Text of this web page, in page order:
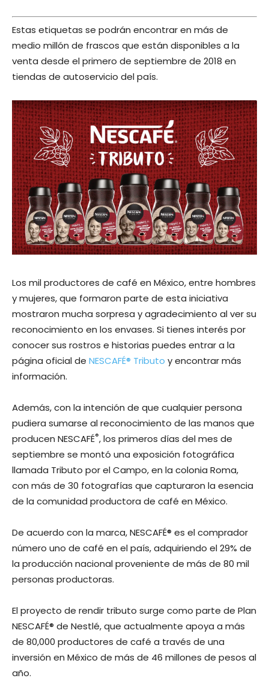
Estas etiquetas se podrán encontrar en más de
medio millón de frascos que están disponibles a la
venta desde el primero de septiembre de 2018 en
tiendas de autoservicio del país.
Los mil productores de café en México, entre hombres
y mujeres, que formaron parte de esta iniciativa
mostraron mucha sorpresa y agradecimiento al ver su
reconocimiento en los envases. Si tienes interés por
conocer sus rostros e historias puedes entrar a la
página oficial de NESCAFÉ® Tributo y encontrar más
información.
Además, con la intención de que cualquier persona
pudiera sumarse al reconocimiento de las manos que
producen NESCAFÉ®, los primeros días del mes de
septiembre se montó una exposición fotográfica
llamada Tributo por el Campo, en la colonia Roma,
con más de 30 fotografías que capturaron la esencia
de la comunidad productora de café en México.
De acuerdo con la marca, NESCAFÉ® es el comprador
número uno de café en el país, adquiriendo el 29% de
la producción nacional proveniente de más de 80 mil
personas productoras.
El proyecto de rendir tributo surge como parte de Plan
NESCAFÉ® de Nestlé, que actualmente apoya a más
de 80,000 productores de café a través de una
inversión en México de más de 46 millones de pesos al
año.